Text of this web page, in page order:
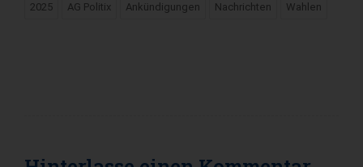
2025 AG Politix Ankündigungen Nachrichten Wahlen